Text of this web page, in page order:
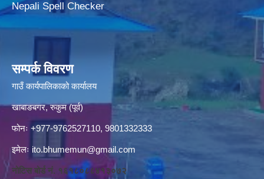
Nepali Spell Checker
सम्पर्क विवरण
गाउँ कार्यपालिकाको कार्यालय
खाबाङबगर, रुकुम (पूर्व)
फोनः +977-9762527110, 9801332333
इमेलः ito.bhumemun@gmail.com
नोटिस बोर्ड नं. १६१८०८८४१३०७२